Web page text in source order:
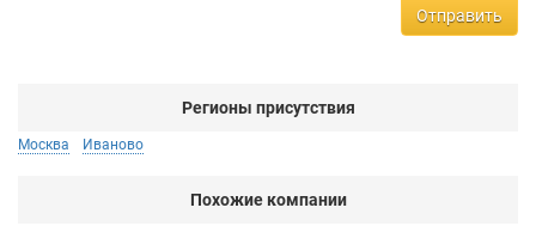
Отправить
Регионы присутствия
Москва Иваново
Похожие компании